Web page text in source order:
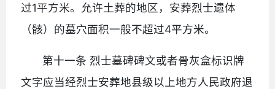
过1平方米。允许土葬的地区，安葬烈士遗体
（骸）的墓穴面积一般不超过4平方米。
第十一条 烈士墓碑碑文或者骨灰盒标识牌
文字应当经烈士安葬地县级以上地方人民政府退